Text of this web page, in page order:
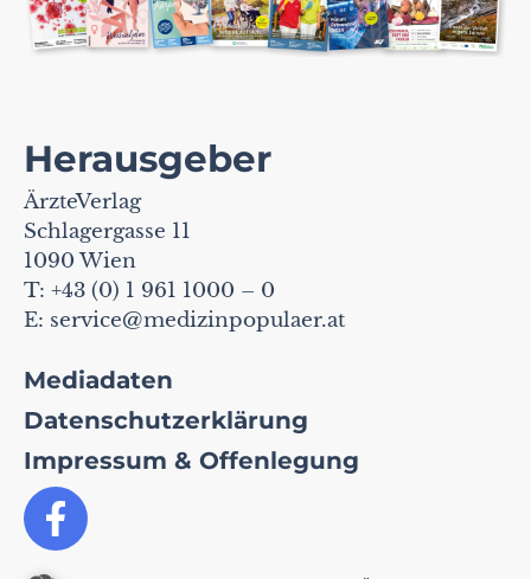
Herausgeber
ÄrzteVerlag
Schlagergasse 11
1090 Wien
T: +43 (0) 1 961 1000 – 0
E: service@medizinpopulaer.at
Mediadaten
Datenschutzerklärung
Impressum & Offenlegung